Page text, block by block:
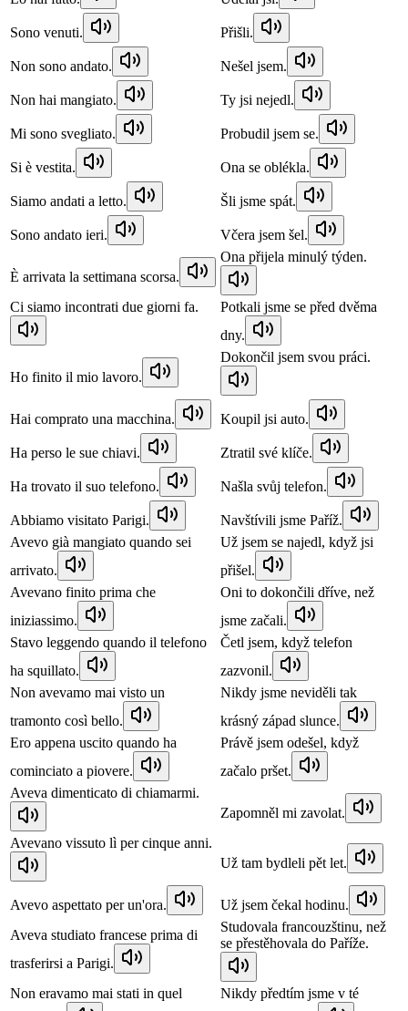
Sono venuti. Přišli.
Non sono andato. Nešel jsem.
Non hai mangiato. Ty jsi nejedl.
Mi sono svegliato. Probudil jsem se.
Si è vestita. Ona se oblékla.
Siamo andati a letto. Šli jsme spát.
Sono andato ieri. Včera jsem šel.
È arrivata la settimana scorsa.
Ona přijela minulý týden.
Ci siamo incontrati due giorni fa.
Potkali jsme se před dvěma
dny.
Ho finito il mio lavoro.
Dokončil jsem svou práci.
Hai comprato una macchina. Koupil jsi auto.
Ha perso le sue chiavi. Ztratil své klíče.
Ha trovato il suo telefono. Našla svůj telefon.
Abbiamo visitato Parigi.
Navštívili jsme Paříž.
Avevo già mangiato quando sei
arrivato.
Už jsem se najedl, když jsi
přišel.
Avevano finito prima che
iniziassimo.
Oni to dokončili dříve, než
jsme začali.
Stavo leggendo quando il telefono
ha squillato.
Četl jsem, když telefon
zazvonil.
Non avevamo mai visto un
tramonto così bello.
Nikdy jsme neviděli tak
krásný západ slunce.
Ero appena uscito quando ha
cominciato a piovere.
Právě jsem odešel, když
začalo pršet.
Aveva dimenticato di chiamarmi.
Zapomněl mi zavolat.
Avevano vissuto lì per cinque anni.
Už tam bydleli pět let.
Avevo aspettato per un'ora.
Už jsem čekal hodinu.
Aveva studiato francese prima di
trasferirsi a Parigi.
Studovala francouzštinu, než
se přestěhovala do Paříže.
Non eravamo mai stati in quel
Nikdy předtím jsme v té